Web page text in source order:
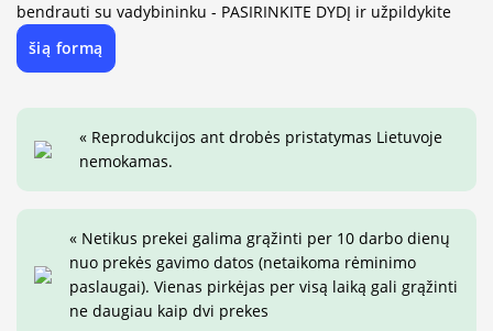
bendrauti su vadybininku - PASIRINKITE DYDĮ ir užpildykite
šią formą
« Reprodukcijos ant drobės pristatymas Lietuvoje
nemokamas.
« Netikus prekei galima grąžinti per 10 darbo dienų
nuo prekės gavimo datos (netaikoma rėminimo
paslaugai). Vienas pirkėjas per visą laiką gali grąžinti
ne daugiau kaip dvi prekes